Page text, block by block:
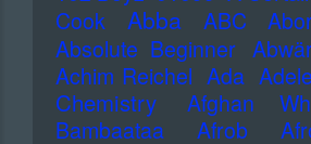
Cook
Abba ABC
Absolute Beginner
Achim Reichel Ada Adele
Chemistry
Afghan
Bambaataa
Afrob